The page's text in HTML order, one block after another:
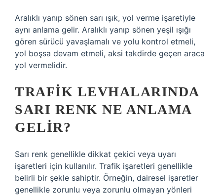
Aralıklı yanıp sönen sarı ışık, yol verme işaretiyle
aynı anlama gelir. Aralıklı yanıp sönen yeşil ışığı
gören sürücü yavaşlamalı ve yolu kontrol etmeli,
yol boşsa devam etmeli, aksi takdirde geçen araca
yol vermelidir.
TRAFIK LEVHALARINDA
SARI RENK NE ANLAMA
GELIR?
Sarı renk genellikle dikkat çekici veya uyarı
işaretleri için kullanılır. Trafik işaretleri genellikle
belirli bir şekle sahiptir. Örneğin, dairesel işaretler
genellikle zorunlu veya zorunlu olmayan yönleri